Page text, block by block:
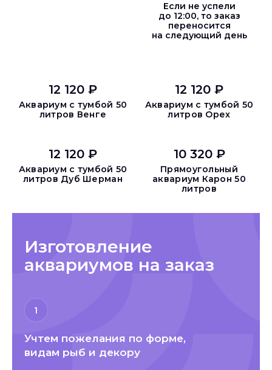
Если не успели
до 12:00, то заказ
переносится
на следующий день
12 120 ₽
Аквариум с тумбой 50
литров Венге
12 120 ₽
Аквариум с тумбой 50
литров Орех
12 120 ₽
Аквариум с тумбой 50
литров Дуб Шерман
10 320 ₽
Прямоугольный
аквариум Карон 50
литров
Изготовление
аквариумов на заказ
1
Учтем пожелания по форме,
видам рыб и декору